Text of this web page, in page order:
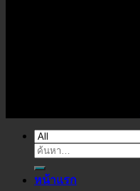
ค้นหา:
หน้าแรก